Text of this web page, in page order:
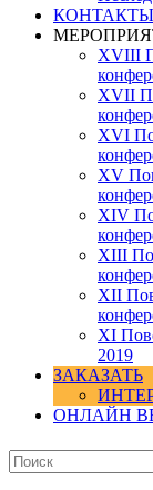
КОНТАКТЫ
XVIII
XVII
XVI
ХV
ХIV
ХIII
ХII
XI
2019
ЗАКАЗАТЬ
ОНЛАЙН